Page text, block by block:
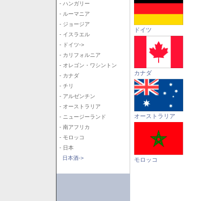
- ハンガリー
- ルーマニア
- ジョージア
- イスラエル
- ドイツ->
- カリフォルニア
- オレゴン・ワシントン
- カナダ
- チリ
- アルゼンチン
- オーストラリア
- ニュージーランド
- 南アフリカ
- モロッコ
- 日本
日本酒->
ドイツ
カナダ
オーストラリア
モロッコ